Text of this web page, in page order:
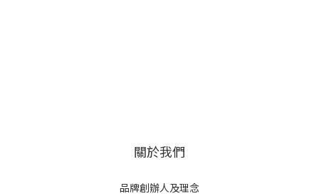
關於我們
品牌創辦人及理念